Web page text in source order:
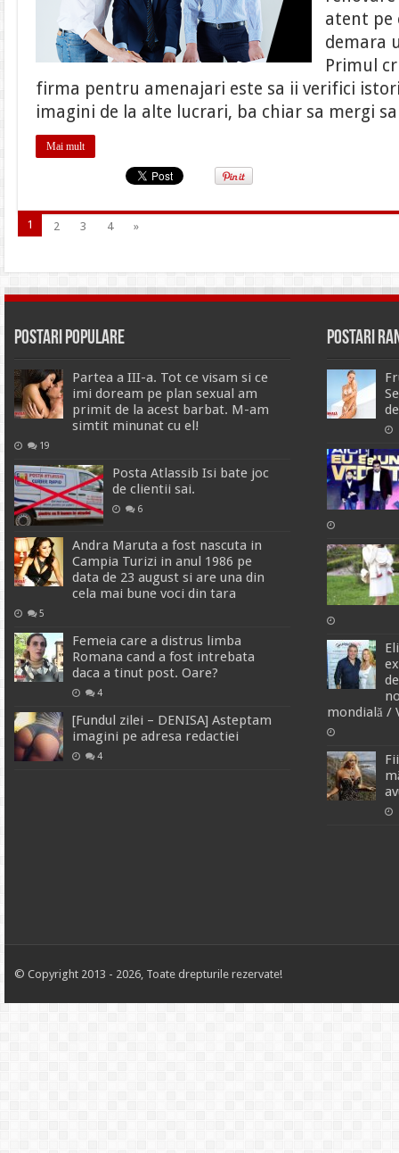
atent pe
demara
Primul
firma pentru amenajari este sa ii verifici
imagini de la alte lucrari, ba chiar sa mergi
Mai mult
1 2 3 4 »
Postari Populare
Partea a III-a. Tot ce visam si ce
imi doream pe plan sexual am
primit de la acest barbat. M-am
simtit minunat cu el!
19
Posta Atlassib Isi bate joc
de clientii sai.
6
Andra Maruta a fost nascuta in
Campia Turizi in anul 1986 pe
data de 23 august si are una din
cela mai bune voci din tara
5
Femeia care a distrus limba
Romana cand a fost intrebata
daca a tinut post. Oare?
4
[Fundul zilei – DENISA] Asteptam
imagini pe adresa redactiei
4
Postari
mondială /
© Copyright 2013 - 2026, Toate drepturile rezervate!